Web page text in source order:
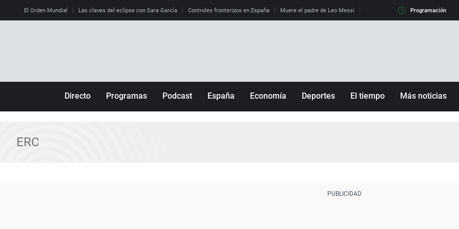
El Orden Mundial Las claves del eclipse con Sara García Controles fronterizos en España Muere el padre de Leo Messi La diferencia entre observar el
Programación
Directo Programas Podcast España Economía Deportes El tiempo Más noticias
ERC